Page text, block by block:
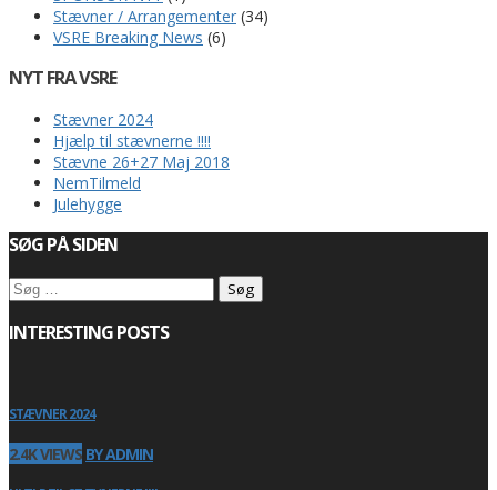
Stævner / Arrangementer (34)
VSRE Breaking News (6)
NYT FRA VSRE
Stævner 2024
Hjælp til stævnerne !!!!
Stævne 26+27 Maj 2018
NemTilmeld
Julehygge
SØG PÅ SIDEN
Søg
efter:
INTERESTING POSTS
STÆVNER 2024
2.4K VIEWS BY ADMIN